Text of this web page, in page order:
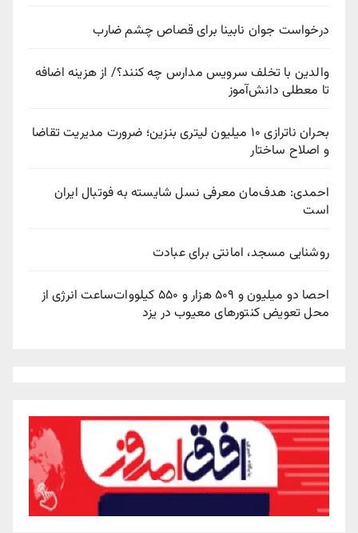
درخواست جوان نابینا برای قصاص چشم ضارب
والدین با تخلف سرویس مدارس چه کنند؟/ از هزینه اضافه
تا معطلی دانش‌آموز
بحران ناترازی ۱۰ میلیون لیتری بنزین؛ ضرورت مدیریت تقاضا
و اصلاح ساختار
احمدی: هدف‌مان معرفی نسل شایسته به فوتبال ایران
است
روشنایی مسجد، امانتی برای عبادت
احصا دو میلیون و ۵۰۹ هزار و ۵۵۰ کیلووات‌ساعت انرژی از
محل تعویض کنتورهای معیوب در یزد